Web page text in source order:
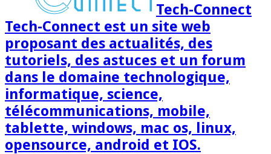
Tech-Connect
Tech-Connect est un site web
proposant des actualités, des
tutoriels, des astuces et un forum
dans le domaine technologique,
informatique, science,
télécommunications, mobile,
tablette, windows, mac os, linux,
opensource, android et IOS.